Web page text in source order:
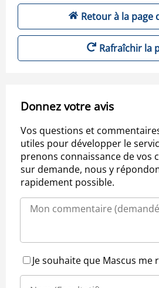
Retour à la page
Rafraîchir la
Donnez votre avis
Vos questions et
utiles pour développer le
prenons connaissance de vos
sur demande, nous y
rapidement possible.
Je souhaite que Mascus me